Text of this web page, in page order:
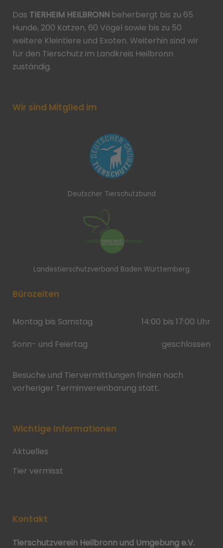
Das TIERHEIM HEILBRONN beherbergt bis zu 65
Hunde, 200 Katzen, 60 Vögel sowie bis zu 50
weitere Kleintiere und Exoten. Weiterhin sind wir
für den Tierschutz im Landkreis Heilbronn
zuständig.
Wir sind Mitglied im
Deutscher Tierschutzbund
Landestierschutzverband Baden Württemberg
Bürozeiten
Montag bis Samstag
14:00 bis 17:00 Uhr
Sonn- und Feiertag
geschlossen
Besuche und Tiervermittlungen finden nach
vorheriger Terminvereinbarung statt.
Wichtige Informationen
Aktuelles
Tier vermisst
Kontakt
Tierschutzverein Heilbronn und Umgebung e.V.